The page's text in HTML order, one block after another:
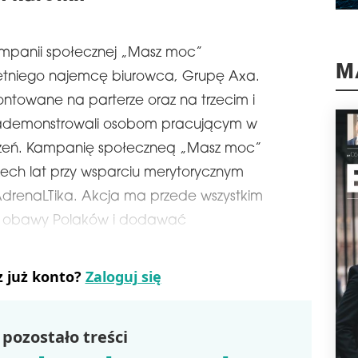
społecznej „Masz moc”
najemcę biurowca, Grupę Axa.
na parterze oraz na trzecim i
osobom pracującym w
Kampanię społeczneą „Masz moc”
lat przy wsparciu merytorycznym
Akcja ma przede wszystkim
Polaków i dodawać
już konto? Zaloguj się
pozostało treści
63